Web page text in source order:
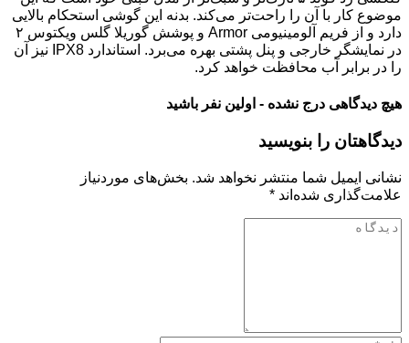
موضوع کار با آن را راحت‌تر می‌کند. بدنه این گوشی استحکام بالایی
دارد و از فریم آلومینیومی Armor و پوشش گوریلا گلس ویکتوس ۲
در نمایشگر خارجی و پنل پشتی بهره می‌برد. استاندارد IPX8 نیز آن
را در برابر آب محافظت خواهد کرد.
هیچ دیدگاهی درج نشده - اولین نفر باشید
دیدگاهتان را بنویسید
نشانی ایمیل شما منتشر نخواهد شد. بخش‌های موردنیاز
علامت‌گذاری شده‌اند *